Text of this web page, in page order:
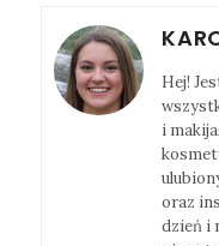
Hej!
i
oraz
dzień i